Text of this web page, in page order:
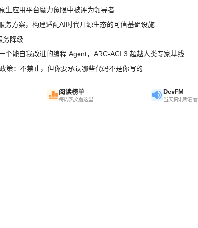
生应用平台魔力象限中被评为领导者
务方案，构建适配AI时代开源生态的可信基础设施
务降级
个能自我改进的编程 Agent，ARC-AGI 3 超越人类专家基线
策：不禁止，但你要承认哪些代码不是你写的
阅读榜单
每周热文看这里
DevFM
当天资讯听着看